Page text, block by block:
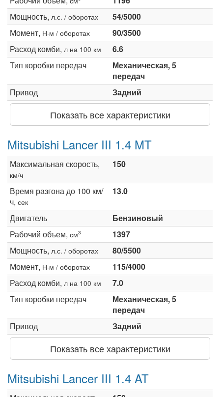
Мощность, л.с. / оборотах
54/5000
Момент, Н·м / оборотах
90/3500
Расход комби, л на 100 км
6.6
Тип коробки передач
Механическая, 5
передач
Привод
Задний
Показать все характеристики
Mitsubishi Lancer III 1.4 MT
Максимальная скорость,
км/ч
150
Время разгона до 100 км/
ч, сек
13.0
Двигатель
Бензиновый
Рабочий объем, см3
1397
Мощность, л.с. / оборотах
80/5500
Момент, Н·м / оборотах
115/4000
Расход комби, л на 100 км
7.0
Тип коробки передач
Механическая, 5
передач
Привод
Задний
Показать все характеристики
Mitsubishi Lancer III 1.4 AT